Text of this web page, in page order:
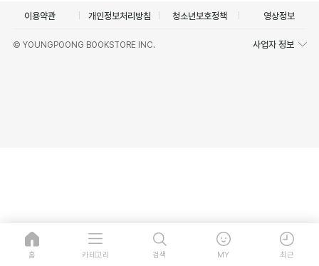
이용약관 개인정보처리방침 청소년보호정책 영상정보
© YOUNGPOONG BOOKSTORE INC. 사업자 정보
홈 카테고리 검색 MY 최근